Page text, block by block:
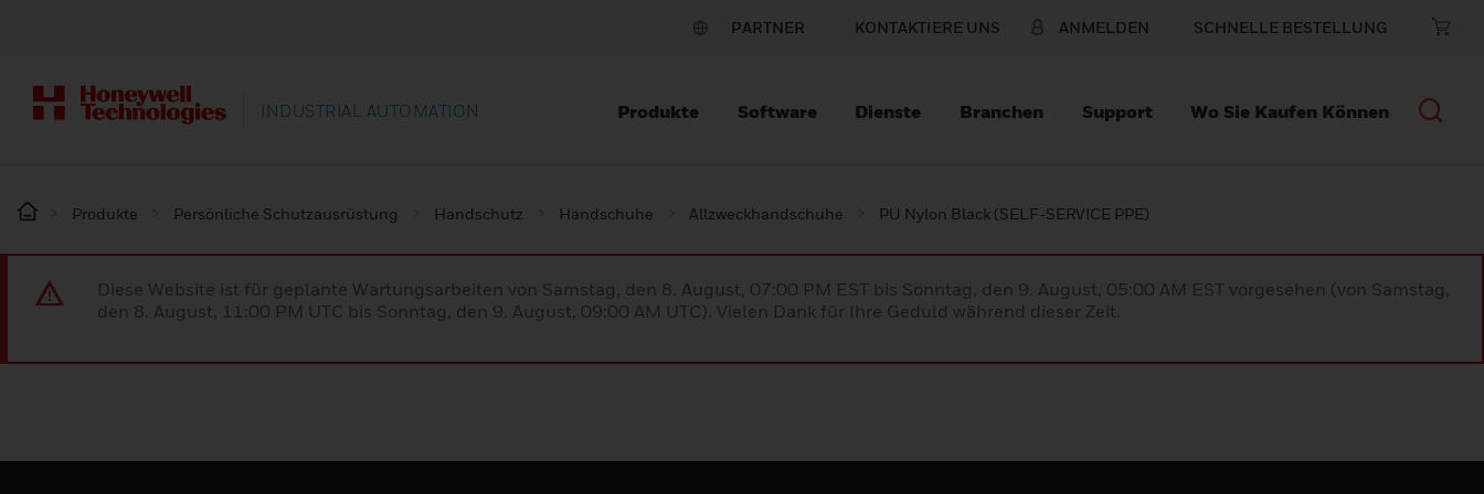
PARTNER KONTAKTIERE UNS ANMELDEN SCHNELLE BESTELLUNG
INDUSTRIAL AUTOMATION Produkte Software Dienste Branchen Support Wo Sie Kaufen Können
Produkte Persönliche Schutzausrüstung Handschutz Handschuhe Allzweckhandschuhe PU Nylon Black (SELF-SERVICE PPE)
Diese Website ist für geplante Wartungsarbeiten von Samstag, den 8. August, 07:00 PM EST bis Sonntag, den 9. August, 05:00 AM EST vorgesehen (von Samstag,
den 8. August, 11:00 PM UTC bis Sonntag, den 9. August, 09:00 AM UTC). Vielen Dank für Ihre Geduld während dieser Zeit.